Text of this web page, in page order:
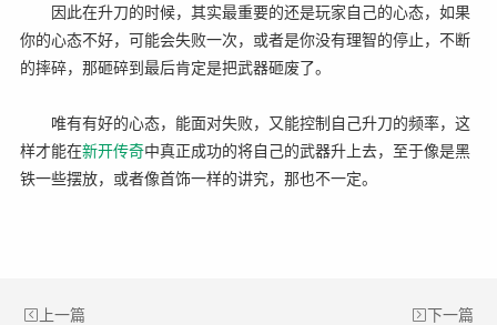
因此在升刀的时候，其实最重要的还是玩家自己的心态，如果
你的心态不好，可能会失败一次，或者是你没有理智的停止，不断
的摔碎，那砸碎到最后肯定是把武器砸废了。
唯有有好的心态，能面对失败，又能控制自己升刀的频率，这
样才能在新开传奇中真正成功的将自己的武器升上去，至于像是黑
铁一些摆放，或者像首饰一样的讲究，那也不一定。
上一篇 下一篇